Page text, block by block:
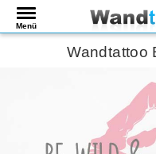
Menü
Wandtattoo